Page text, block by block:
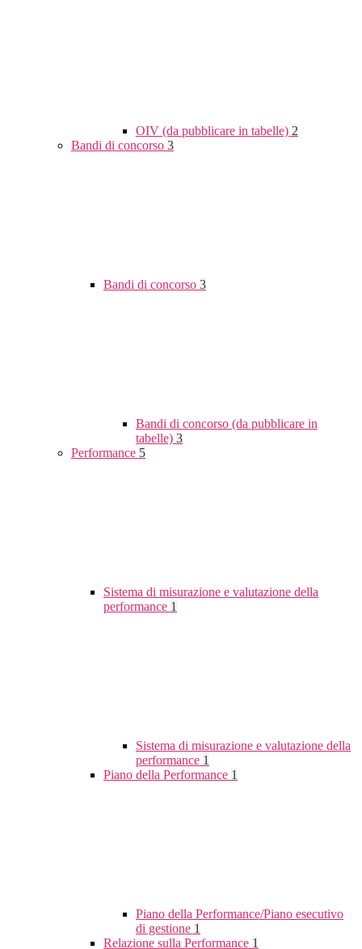
OIV (da pubblicare in tabelle) 2
Bandi di concorso 3
Bandi di concorso 3
Bandi di concorso (da pubblicare in
tabelle) 3
Performance 5
Sistema di misurazione e valutazione della
performance 1
Sistema di misurazione e valutazione della
performance 1
Piano della Performance 1
Piano della Performance/Piano esecutivo
di gestione 1
Relazione sulla Performance 1